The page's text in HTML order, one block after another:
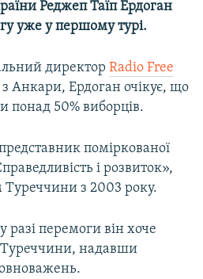
Реджеп Таїп Ердоган
уже у першому турі.
директор Radio Free
з Анкари, Ердоган очікує, що
понад 50% виборців.
поміркованої
і розвиток»,
Туреччини з 2003 року.
разі перемоги він хоче
Туреччини, надавши